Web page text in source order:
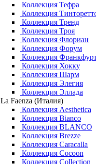
Коллекция Тефра
Коллекция
Коллекция Тренд
Коллекция Троя
Коллекция Флориан
Коллекция Форум
Коллекция
Коллекция Хокку
Коллекция Шарм
Коллекция Элегия
Коллекция Эллада
La Faenza (Италия)
Коллекция Aesthetica
Коллекция Bianco
Коллекция BLANCO
Коллекция Brezze
Коллекция Caracalla
Коллекция Cocoon
Коллекция Collection